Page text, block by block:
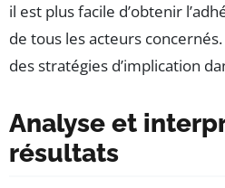
il est plus facile d’obtenir
de tous les acteurs
des stratégies d’implication
Analyse et
résultats